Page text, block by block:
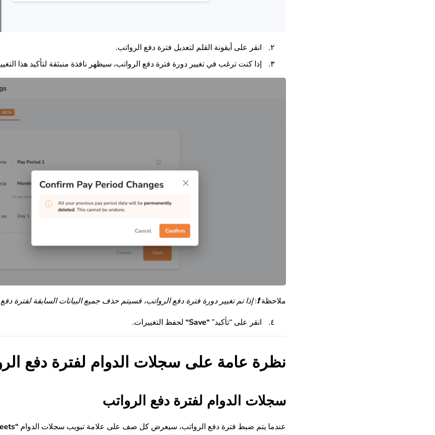
انقر على أيقونة القلم لتعديل فترة دفع الرواتب.
إذا كنت ترغب في تغيير دورة فترة دفع الرواتب، سيظهر نافذة منبثقة لتأكيد هذا
ملاحظة❗
:إذا تم تغيير دورة فترة دفع الرواتب، فسيتم حذف جميع البيانات السابقة لفترة دفع
انقر على “تأكيد” “
Save
“ لحفظ التغييرات.
نظرة عامة على سجلات الدوام لفترة دفع
سجلات الدوام لفترة دفع الرواتب
عندما يتم ضبط فترة دفع الرواتب، سيعرض كل صف على علامة تبويب سجلات الدوام “